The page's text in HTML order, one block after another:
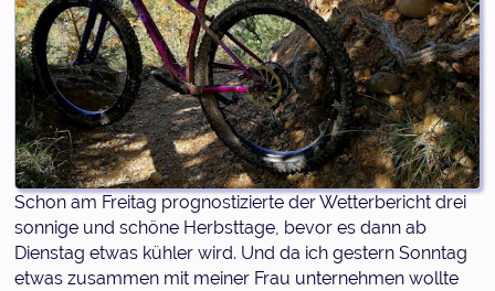
Schon am Freitag prognostizierte der Wetterbericht drei
sonnige und schöne Herbsttage, bevor es dann ab
Dienstag etwas kühler wird. Und da ich gestern Sonntag
etwas zusammen mit meiner Frau unternehmen wollte